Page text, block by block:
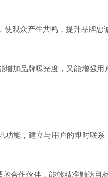
观众产生共鸣，提升品牌忠
加品牌曝光度，又能增强用
能，建立与用户的即时联系
合作伙伴，能够精准触达目